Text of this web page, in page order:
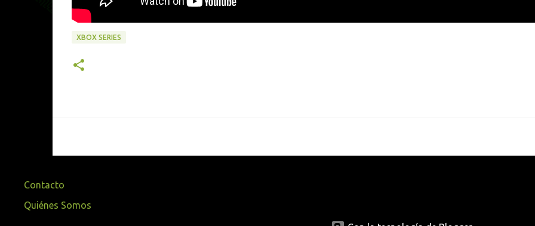
XBOX SERIES
Contacto
Quiénes Somos